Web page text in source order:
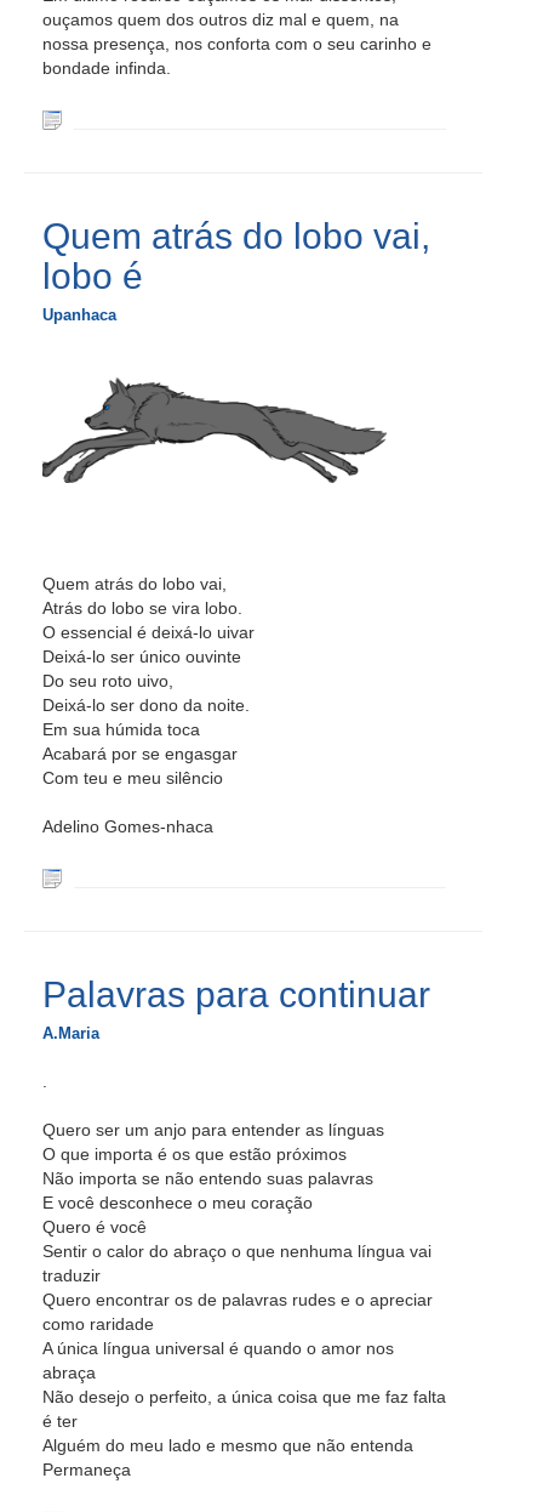
ouçamos quem dos outros diz mal e quem, na
nossa presença, nos conforta com o seu carinho e
bondade infinda.
Quem atrás do lobo vai,
lobo é
Upanhaca
Quem atrás do lobo vai,
Atrás do lobo se vira lobo.
O essencial é deixá-lo uivar
Deixá-lo ser único ouvinte
Do seu roto uivo,
Deixá-lo ser dono da noite.
Em sua húmida toca
Acabará por se engasgar
Com teu e meu silêncio
Adelino Gomes-nhaca
Palavras para continuar
A.Maria
Quero ser um anjo para entender as línguas
O que importa é os que estão próximos
Não importa se não entendo suas palavras
E você desconhece o meu coração
Quero é você
Sentir o calor do abraço o que nenhuma língua vai
traduzir
Quero encontrar os de palavras rudes e o apreciar
como raridade
A única língua universal é quando o amor nos
abraça
Não desejo o perfeito, a única coisa que me faz falta
é ter
Alguém do meu lado e mesmo que não entenda
Permaneça